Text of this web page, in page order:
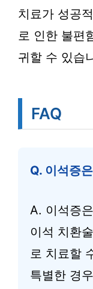
치료가 성공
로 인한 불편
귀할 수 있습
FAQ
Q. 이석증
A. 이석증
이석 치환
로 치료할
특별한 경